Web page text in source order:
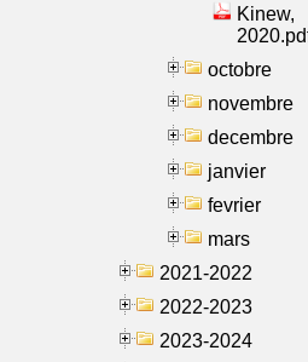
octobre
novembre
decembre
janvier
fevrier
mars
2021-2022
2022-2023
2023-2024